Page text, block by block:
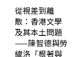
從視差到離
散：香港文學
及其本土問題
——陳智德與勞
緯洛「根著與